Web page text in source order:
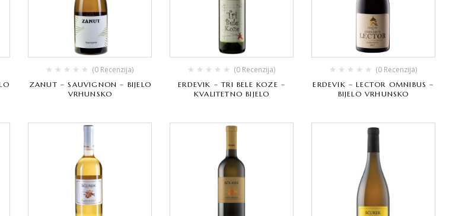
(0 Recenzija)
ZANUT – SAUVIGNON – BIJELO
VRHUNSKO
(0 Recenzija)
ERDEVIK – TRI BELE KOZE –
KVALITETNO BIJELO
(0 Recenzija)
ERDEVIK – LECTOR OMNIBUS –
BIJELO VRHUNSKO